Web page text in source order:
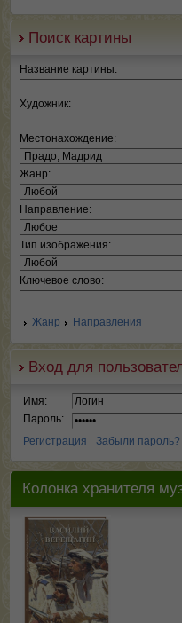
Поиск картины
Название картины:
Художник:
Местонахождение:
Жанр:
Направление:
Тип изображения:
Ключевое слово:
Жанр Направления
Вход для
Имя:
Пароль:
Регистрация
Забыли пароль?
Колонка хранителя